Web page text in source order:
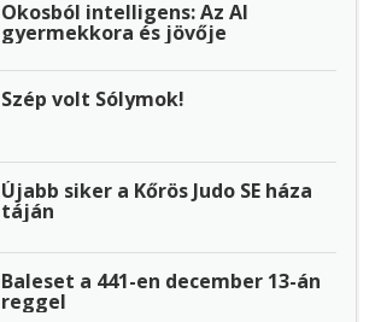
Okosból intelligens: Az AI
gyermekkora és jövője
Szép volt Sólymok!
Újabb siker a Kőrös Judo SE háza
táján
Baleset a 441-en december 13-án
reggel